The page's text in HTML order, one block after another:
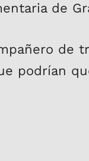
de
de
podrían